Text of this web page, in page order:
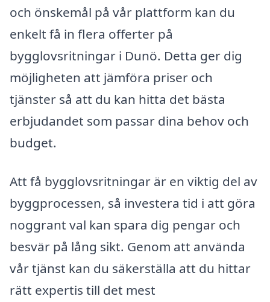
och önskemål på vår plattform kan du
enkelt få in flera offerter på
bygglovsritningar i Dunö. Detta ger dig
möjligheten att jämföra priser och
tjänster så att du kan hitta det bästa
erbjudandet som passar dina behov och
budget.
Att få bygglovsritningar är en viktig del av
byggprocessen, så investera tid i att göra
noggrant val kan spara dig pengar och
besvär på lång sikt. Genom att använda
vår tjänst kan du säkerställa att du hittar
rätt expertis till det mest